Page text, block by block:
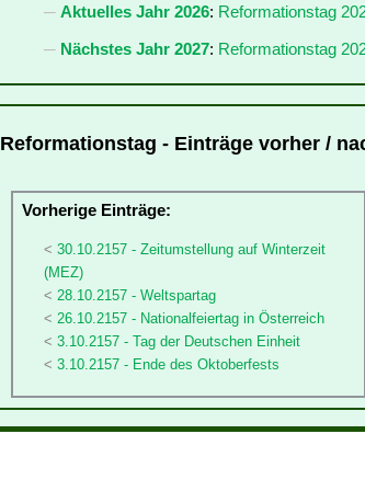
Aktuelles Jahr 2026: Reformationstag
Nächstes Jahr 2027: Reformationstag
Reformationstag - Einträge vorher /
Vorherige Einträge:
30.10.2157 - Zeitumstellung auf Winterzeit
(MEZ)
28.10.2157 - Weltspartag
26.10.2157 - Nationalfeiertag in Österreich
3.10.2157 - Tag der Deutschen Einheit
3.10.2157 - Ende des Oktoberfests